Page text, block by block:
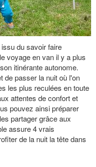
du savoir faire
voyage en van il y a plus
itinérante autonome.
de passer la nuit où l'on
les plus reculées en toute
attentes de confort et
pouvez ainsi préparer
partager grâce aux
assure 4 vrais
de la nuit la tête dans